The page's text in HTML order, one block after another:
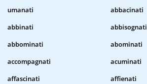
umanati
abbacinati
abbinati
abbisognati
abbominati
abominati
accompagnati
acuminati
affascinati
affienati